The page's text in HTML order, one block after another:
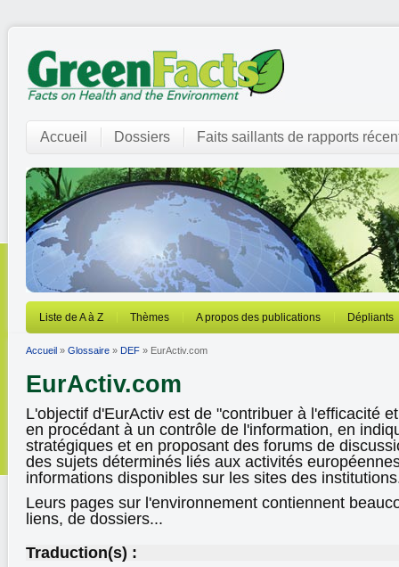
Accueil Dossiers Faits saillants de rapports
Liste de A à Z Thèmes A propos des publications Dépliants
Accueil » Glossaire » DEF » EurActiv.com
EurActiv.com
L'objectif d'EurActiv est de "contribuer à l'efficacité
en procédant à un contrôle de l'information, en
stratégiques et en proposant des forums de
des sujets déterminés liés aux activités
informations disponibles sur les sites des
Leurs pages sur l'environnement contiennent
liens, de dossiers...
Traduction(s) :